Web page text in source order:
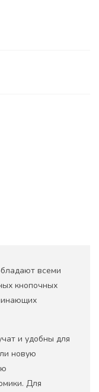
всеми
кнопочных
и удобны для
новую
Для